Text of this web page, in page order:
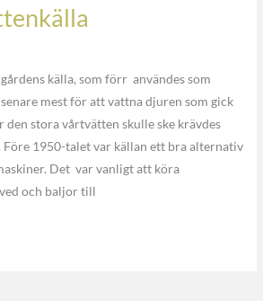
källa, som förr användes som
mest för att vattna djuren som gick
den stora vårtvätten skulle ske krävdes
Före 1950-talet var källan ett bra alternativ
Det var vanligt att köra
och baljor till